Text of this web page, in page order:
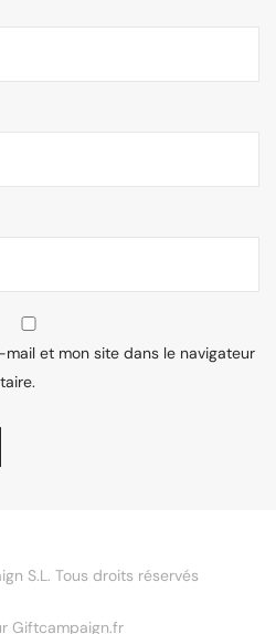
et mon site dans le navigateur
S.L. Tous droits réservés
Giftcampaign.fr